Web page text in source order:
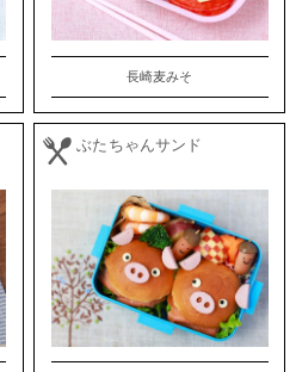
長崎麦みそ
ぶたちゃんサンド